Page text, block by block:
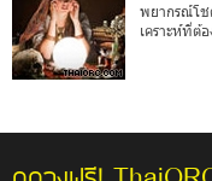
พยากรณ์โช
เคราะห์ที่ต้